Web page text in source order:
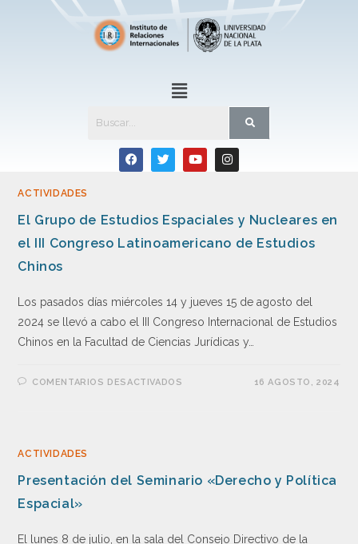
ACTIVIDADES
El Grupo de Estudios Espaciales y Nucleares en
el III Congreso Latinoamericano de Estudios
Chinos
Los pasados días miércoles 14 y jueves 15 de agosto del
2024 se llevó a cabo el III Congreso Internacional de Estudios
Chinos en la Facultad de Ciencias Jurídicas y…
COMENTARIOS DESACTIVADOS 16 AGOSTO, 2024
ACTIVIDADES
Presentación del Seminario «Derecho y Política
Espacial»
El lunes 8 de julio, en la sala del Consejo Directivo de la